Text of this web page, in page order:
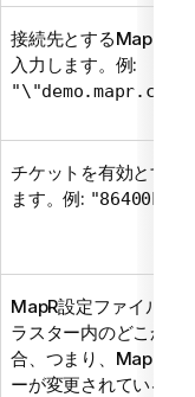
接続先とするMapRク
入力します。例:
チケットを有効とする
ます。例: "86400L"
MapR設定ファイルの
ラスター内のどこかに
合、つまり、MapRホ
ーが変更されている場